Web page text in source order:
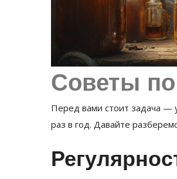
Советы
Перед вами стоит задача —
раз в год. Давайте